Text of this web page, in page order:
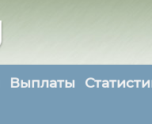
Выплаты